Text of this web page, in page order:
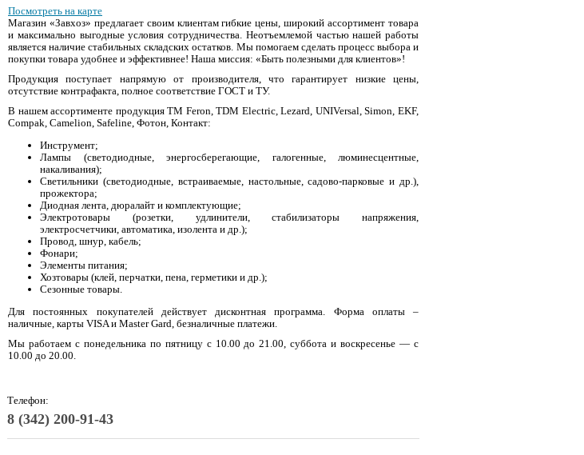
Посмотреть на карте
Магазин «Завхоз» предлагает своим клиентам гибкие цены, широкий ассортимент товара
и максимально выгодные условия сотрудничества. Неотъемлемой частью нашей работы
является наличие стабильных складских остатков. Мы помогаем сделать процесс выбора и
покупки товара удобнее и эффективнее! Наша миссия: «Быть полезными для клиентов»!
Продукция поступает напрямую от производителя, что гарантирует низкие цены,
отсутствие контрафакта, полное соответствие ГОСТ и ТУ.
В нашем ассортименте продукция ТМ Feron, TDM Electric, Lezard, UNIVersal, Simon, EKF,
Compak, Camelion, Safeline, Фотон, Контакт:
Инструмент;
Лампы (светодиодные, энергосберегающие, галогенные, люминесцентные,
накаливания);
Светильники (светодиодные, встраиваемые, настольные, садово-парковые и др.),
прожектора;
Диодная лента, дюралайт и комплектующие;
Электротовары (розетки, удлинители, стабилизаторы напряжения,
электросчетчики, автоматика, изолента и др.);
Провод, шнур, кабель;
Фонари;
Элементы питания;
Хозтовары (клей, перчатки, пена, герметики и др.);
Сезонные товары.
Для постоянных покупателей действует дисконтная программа. Форма оплаты –
наличные, карты VISA и Master Gard, безналичные платежи.
Мы работаем с понедельника по пятницу с 10.00 до 21.00, суббота и воскресенье — с
10.00 до 20.00.
Телефон:
8 (342) 200-91-43